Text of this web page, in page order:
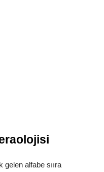
gelen alfabe sııra